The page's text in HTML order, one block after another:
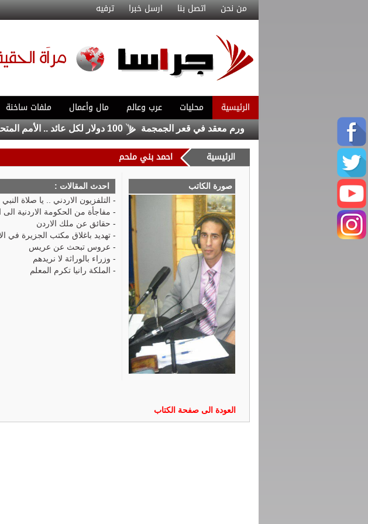
من نحن اتصل بنا ارسل خبرا ترفيه
الرئيسية محليات عرب وعالم مال وأعمال ملفات ساخنة
ينجح في استئصال ورم معقد في قعر الجمجمة 100 دولار لكل عائد .. الأمم المتحدة تشجع السوريين على العودة من لبنان
الرئيسية احمد بني ملحم
صورة الكاتب
احدث المقالات :
- التلفزيون الاردني .. يا صلاة النبي
- مفاجأة من الحكومة الاردنية
- حقائق عن ملك الاردن
- تهديد باغلاق مكتب الجزيرة في
- عروس تبحث عن عريس
- وزراء بالوراثة لا نريدهم
- الملكة رانيا تكرم المعلم
العودة الى صفحة الكتاب